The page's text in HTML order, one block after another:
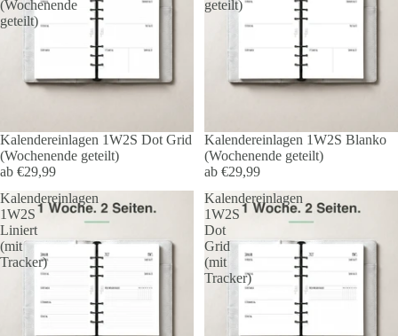
(Wochenende
geteilt)
Kalendereinlagen 1W2S Dot Grid
(Wochenende geteilt)
ab €29,99
geteilt)
Kalendereinlagen 1W2S Blanko
(Wochenende geteilt)
ab €29,99
Kalendereinlagen
1W2S
Liniert
(mit
Tracker)
Kalendereinlagen
1W2S
Dot
Grid
(mit
Tracker)